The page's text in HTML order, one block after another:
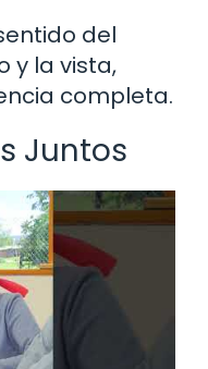
del
y la vista,
completa.
Juntos